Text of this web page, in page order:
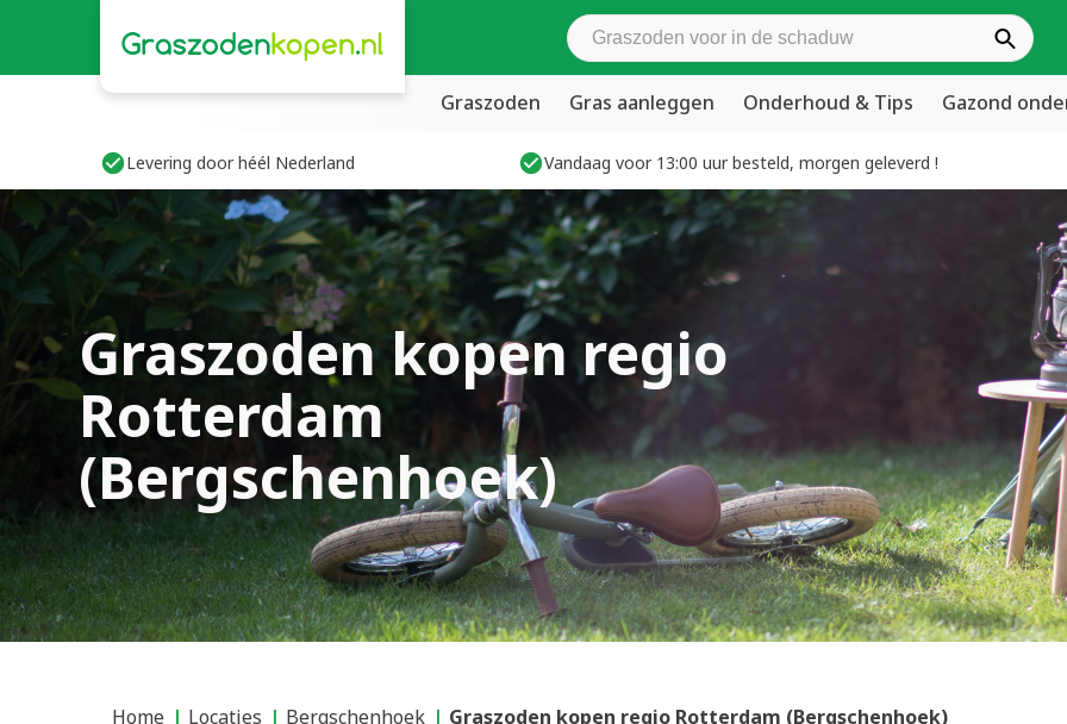
Zoek graszoden
Graszoden Gras aanleggen Onderhoud & Tips Gazond
Levering door héél Nederland Vandaag voor 13:00 uur besteld, morgen geleverd !
Graszoden kopen regio
Rotterdam
(Bergschenhoek)
Home Locaties Bergschenhoek Graszoden kopen regio Rotterdam (Bergschenhoek)